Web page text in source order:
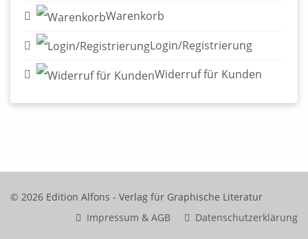
Warenkorb
Login/Registrierung
Widerruf für Kunden
© 2026 Edition Alfons - Verlag für Graphische Literatur
Impressum & AGB
Datenschutzerklärung